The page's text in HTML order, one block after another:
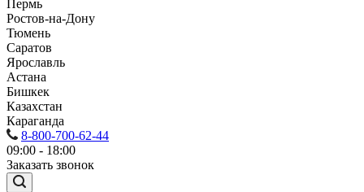
Пермь
Ростов-на-Дону
Тюмень
Саратов
Ярославль
Астана
Бишкек
Казахстан
Караганда
8-800-700-62-44
09:00 - 18:00
Заказать звонок